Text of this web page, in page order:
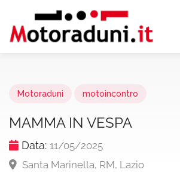
Motoraduni motoincontro
MAMMA IN VESPA
Data: 11/05/2025
Santa Marinella, RM, Lazio